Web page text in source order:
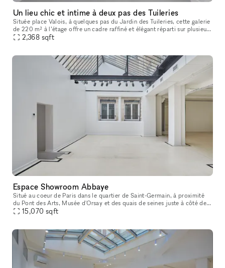
Un lieu chic et intime à deux pas des Tuileries
Située place Valois, à quelques pas du Jardin des Tuileries, cette galerie
de 220 m² à l’étage offre un cadre raffiné et élégant réparti sur plusieurs
pièces. Parfaitement adaptée pour des pop-up sto
2,368 sqft
Espace Showroom Abbaye
Situé au coeur de Paris dans le quartier de Saint-Germain, à proximité
du Pont des Arts, Musée d'Orsay et des quais de seines juste à côté de
l'église Saint-Germain, Café de Flore, Les Deux Magots et
15,070 sqft